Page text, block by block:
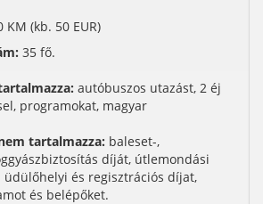
KM (kb. 50 EUR)
35 fő.
autóbuszos utazást, 2 éj
programokat, magyar
tartalmazza: baleset-,
díját, útlemondási
és regisztrációs díjat,
és belépőket.